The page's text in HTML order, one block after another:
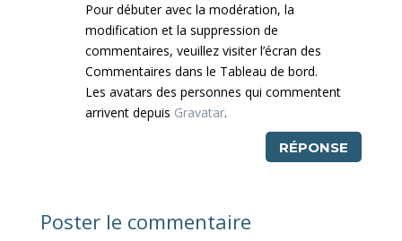
Pour débuter avec la modération, la
modification et la suppression de
commentaires, veuillez visiter l’écran des
Commentaires dans le Tableau de bord.
Les avatars des personnes qui commentent
arrivent depuis Gravatar.
RÉPONSE
Poster le commentaire